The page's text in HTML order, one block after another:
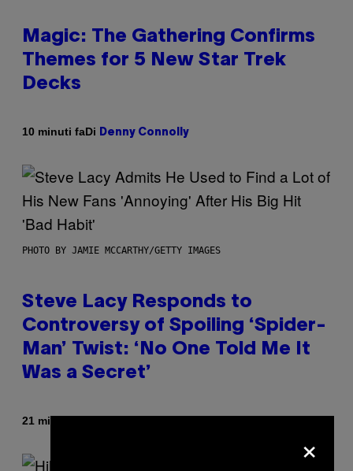
Magic: The Gathering Confirms
Themes for 5 New Star Trek
Decks
10 minuti faDi Denny Connolly
PHOTO BY JAMIE MCCARTHY/GETTY IMAGES
Steve Lacy Responds to
Controversy of Spoiling ‘Spider-
Man’ Twist: ‘No One Told Me It
Was a Secret’
21 minuti fa Di
×